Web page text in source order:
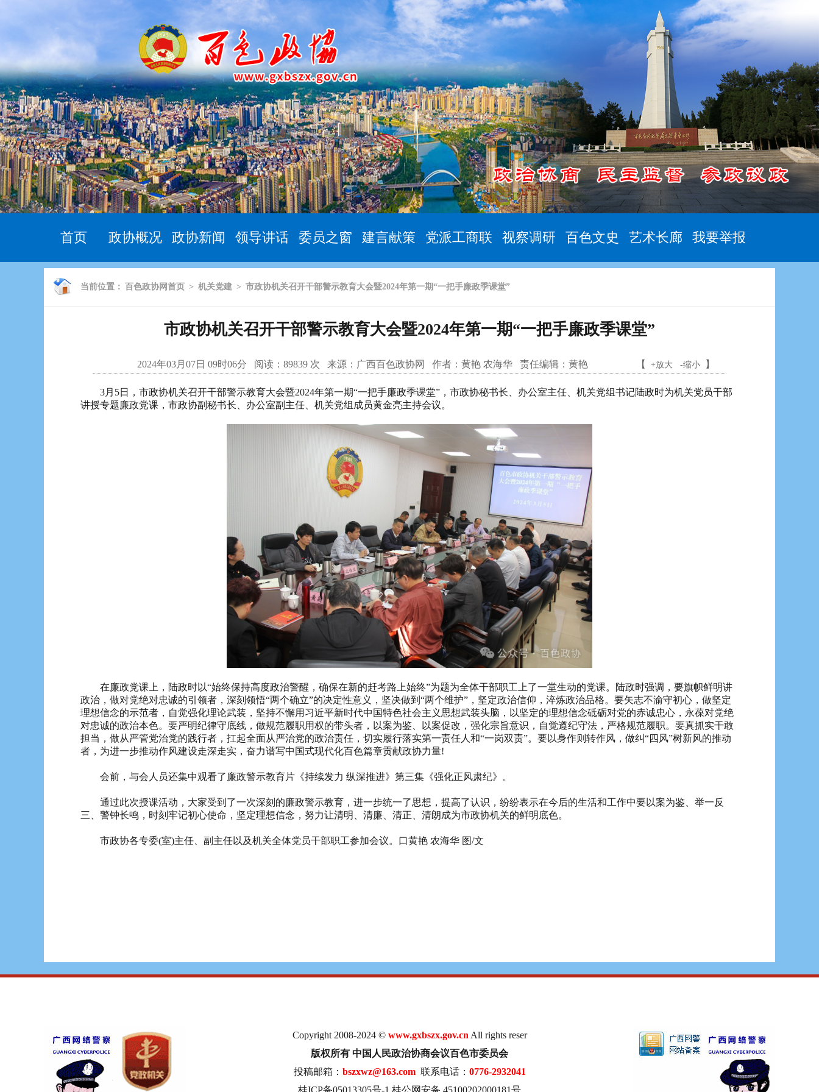
首页 政协概况 政协新闻 领导讲话 委员之窗 建言献策 党派工商联 视察调研 百色文史 艺术长廊 我要举报
当前位置： 百色政协网首页 > 机关党建 > 市政协机关召开干部警示教育大会暨2024年第一期“一把手廉政季课堂”
市政协机关召开干部警示教育大会暨2024年第一期“一把手廉政季课堂”
2024年03月07日 09时06分 阅读： 89839 次 来源： 广西百色政协网 作者： 黄艳 农海华 责任编辑： 黄艳 【 +放大 -缩小】
3月5日，市政协机关召开干部警示教育大会暨2024年第一期“一把手廉政季课堂”，市政协秘书长、办公室主任、机关党组书记陆政时为机关党员干部
讲授专题廉政党课，市政协副秘书长、办公室副主任、机关党组成员黄金亮主持会议。
在廉政党课上，陆政时以“始终保持高度政治警醒，确保在新的赶考路上始终”为题为全体干部职工上了一堂生动的党课。陆政时强调，要旗帜鲜明讲
政治，做对党绝对忠诚的引领者，深刻领悟“两个确立”的决定性意义，坚决做到“两个维护”，坚定政治信仰，淬炼政治品格。要矢志不渝守初心，做坚定
理想信念的示范者，自觉强化理论武装，坚持不懈用习近平新时代中国特色社会主义思想武装头脑，以坚定的理想信念砥砺对党的赤诚忠心，永葆对党绝
对忠诚的政治本色。要严明纪律守底线，做规范履职用权的带头者，以案为鉴、以案促改，强化宗旨意识，自觉遵纪守法，严格规范履职。要真抓实干敢
担当，做从严管党治党的践行者，扛起全面从严治党的政治责任，切实履行落实第一责任人和“一岗双责”。要以身作则转作风，做纠“四风”树新风的推动
者，为进一步推动作风建设走深走实，奋力谱写中国式现代化百色篇章贡献政协力量!
会前，与会人员还集中观看了廉政警示教育片《持续发力 纵深推进》第三集《强化正风肃纪》。
通过此次授课活动，大家受到了一次深刻的廉政警示教育，进一步统一了思想，提高了认识，纷纷表示在今后的生活和工作中要以案为鉴、举一反
三、警钟长鸣，时刻牢记初心使命，坚定理想信念，努力让清明、清廉、清正、清朗成为市政协机关的鲜明底色。
市政协各专委(室)主任、副主任以及机关全体党员干部职工参加会议。口黄艳 农海华 图/文
Copyright 2008-2024 © www.gxbszx.gov.cn All rights reser
版权所有 中国人民政治协商会议百色市委员会
投稿邮箱： bszxwz@163.com联系电话： 0776-2932041
桂ICP备05013305号-1 桂公网安备 45100202000181号